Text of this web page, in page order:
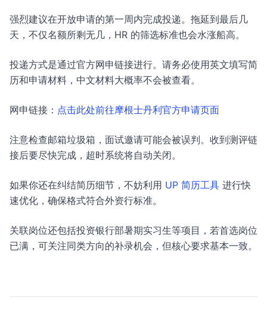
强烈建议在开放申请的第一周内完成投递。拖延到最后几
天，不仅名额所剩无几，HR 的筛选标准也会水涨船高。
投递方式是通过官方网申链接进行。请务必使用英文填写简
历和申请材料，中文材料大概率不会被查看。
网申链接： 点击此处前往摩根士丹利官方申请页面
注意检查邮箱垃圾箱，面试邀请可能会被误判。收到测评链
接后要尽快完成，超时系统将自动关闭。
如果你还在纠结简历细节，不妨利用 UP 简历工具 进行快
速优化，确保格式符合外资行标准。
关联岗位还包括投资银行部暑期实习生等项目，若首选岗位
已满，可关注同类方向的补录机会，但核心要求基本一致。